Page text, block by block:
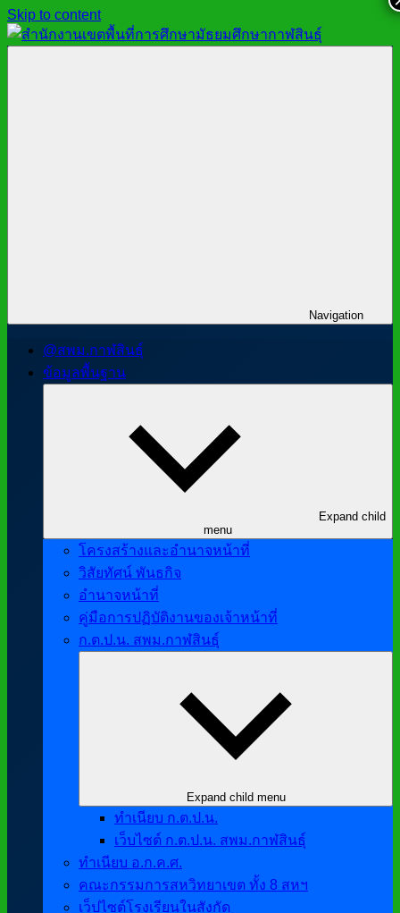
Skip to content
Navigation
@สพม.กาฬสินธุ์
ข้อมูลพื้นฐาน
Expand child
menu
โครงสร้างและอำนาจหน้าที่
วิสัยทัศน์ พันธกิจ
อำนาจหน้าที่
คู่มือการปฏิบัติงานของเจ้าหน้าที่
ก.ต.ป.น. สพม.กาฬสินธุ์
Expand child menu
ทำเนียบ ก.ต.ป.น.
เว็บไซต์ ก.ต.ป.น. สพม.กาฬสินธุ์
ทำเนียบ อ.ก.ค.ศ.
คณะกรรมการสหวิทยาเขต ทั้ง 8 สหฯ
เว็ปไซต์โรงเรียนในสังกัด